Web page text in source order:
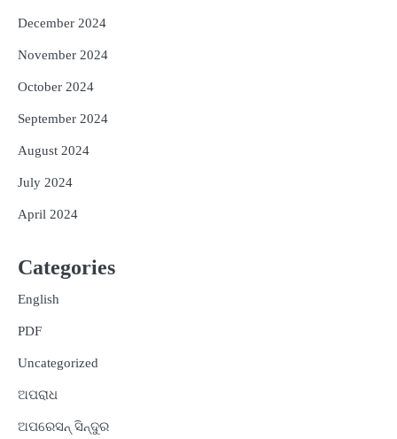
December 2024
November 2024
October 2024
September 2024
August 2024
July 2024
April 2024
Categories
English
PDF
Uncategorized
ଅପରାଧ
ଅପରେସନ୍ ସିନ୍ଦୁର